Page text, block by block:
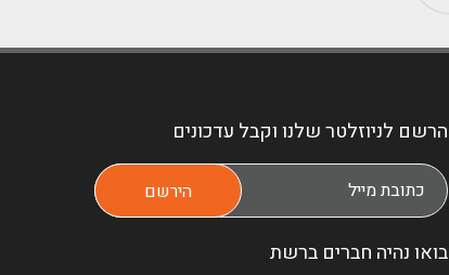
הרשם לניוזלטר שלנו וקבל עדכונים
בואו נהיה חברים ברשת